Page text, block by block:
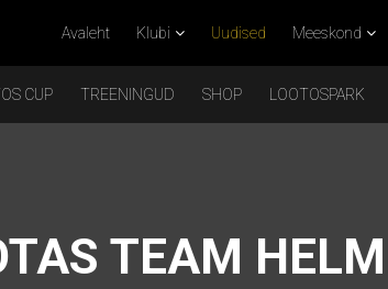
Avaleht Klubi Uudised Meeskond
CUP TREENINGUD SHOP LOOTOSPARK
TEAM